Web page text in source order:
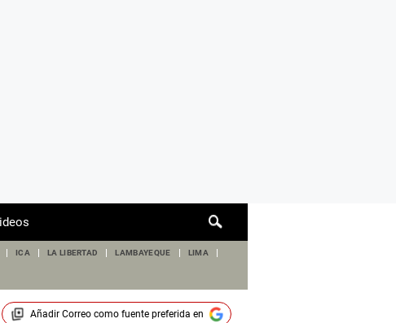
de
ICA LA LIBERTAD LAMBAYEQUE LIMA
Añadir Correocomo fuente preferida en